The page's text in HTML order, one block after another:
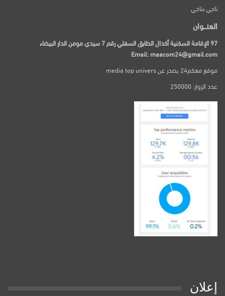
ناجي بناجي
العنـــوان
97 الإقامة السكنية أكدال الطابق السفلي رقم 7 سيدي مومن الدار البيضاء
Email: maacom24@gmail.com
موقع معكم24 يصدر عن media top univers
عدد الزوار: 250000
إعلان